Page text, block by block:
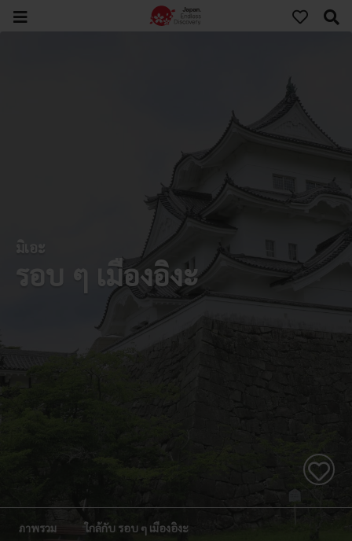
มิเอะ
รอบ ๆ เมืองอิงะ
ภาพรวม ใกล้กับ รอบ ๆ เมืองอิงะ